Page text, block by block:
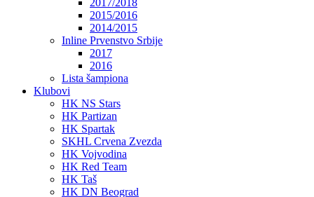
2017/2018
2015/2016
2014/2015
Inline Prvenstvo Srbije
2017
2016
Lista šampiona
Klubovi
HK NS Stars
HK Partizan
HK Spartak
SKHL Crvena Zvezda
HK Vojvodina
HK Red Team
HK Taš
HK DN Beograd